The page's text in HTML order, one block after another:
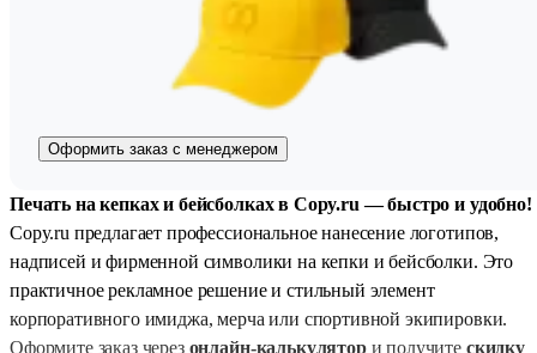
Оформить заказ с менеджером
Печать на кепках и бейсболках в Copy.ru — быстро и удобно!
Copy.ru предлагает профессиональное нанесение логотипов,
надписей и фирменной символики на кепки и бейсболки. Это
практичное рекламное решение и стильный элемент
корпоративного имиджа, мерча или спортивной экипировки.
Оформите заказ через онлайн-калькулятори получите скидку